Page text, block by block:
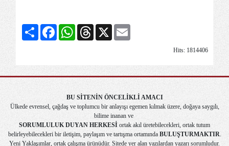
Share FacebookWhatsAppThreads
X
Hits: 1814406
BU SİTENİN ÖNCELİKLİ AMACI
Ülkede evrensel, çağdaş ve toplumcu bir anlayışı egemen kılmak üzere, doğaya saygılı,
bilime inanan ve
SORUMLULUK DUYAN HERKESİ ortak akıl üretebilecekleri, ortak tutum
belirleyebilecekleri bir iletişim, paylaşım ve tartışma ortamında BULUŞTURMAKTIR.
Yeni Yaklaşımlar, ortak çalışma ürünüdür. Sitede yer alan yazılardan yazarı sorumludur.